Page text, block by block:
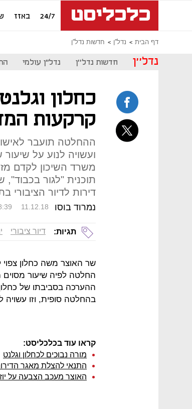
24/7 באזז
דף הבית נדל''ן חדשות נדל''ן
נדל''ן חדשות נדל''ן נדל"ן עולמי
קרקעות
ההחלטה תועבר
משרד השיכון לקדם
דירות לדיור הציבורי
נמרוד בוסו 11.12.18
תגיות: דיור ציבורי
שר האוצר משה כחלון
החלטה לפיה שיעור מסוים
בהחלטה סופית, וזו עשויה לנוע
קראו עוד בכלכליסט:
מורה נבוכים לכחלון וגלנט
התנאי להצלת מאגר
האוצר מעכב הצבעה על